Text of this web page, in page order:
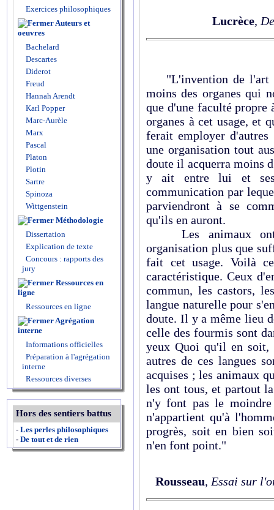
Exercices philosophiques
Auteurs et
oeuvres
Bachelard
Descartes
Diderot
Freud
Hannah Arendt
Karl Popper
Marc-Aurèle
Marx
Pascal
Platon
Plotin
Sartre
Spinoza
Wittgenstein
Méthodologie
Dissertation
Explication de texte
Concours : rapports des
jury
Ressources en
ligne
Ressources en ligne
Agrégation
interne
Informations officielles
Préparation à l'agrégation
interne
Ressources diverses
Hors des sentiers battus
- Les perles philosophiques
- De tout et de rien
Lucrèce,
"L'invention de l'art
moins des organes qui
que d'une faculté
organes à cet usage, et
ferait employer
une organisation tout
doute il acquerra moins
y ait entre lui et ses
communication par
parviendront à se
qu'ils en auront.
Les animaux ont
organisation plus que
fait cet usage. Voilà
caractéristique. Ceux
commun, les castors,
langue naturelle pour
doute. Il y a même lieu
celle des fourmis sont
yeux Quoi qu'il en soit,
autres de ces langues
acquises ; les animaux
les ont tous, et partout
n'y font pas le moindre
n'appartient qu'à
progrès, soit en bien
n'en font point."
Rousseau, Essai sur